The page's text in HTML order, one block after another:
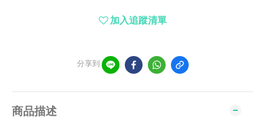
加入追蹤清單
分享到
商品描述